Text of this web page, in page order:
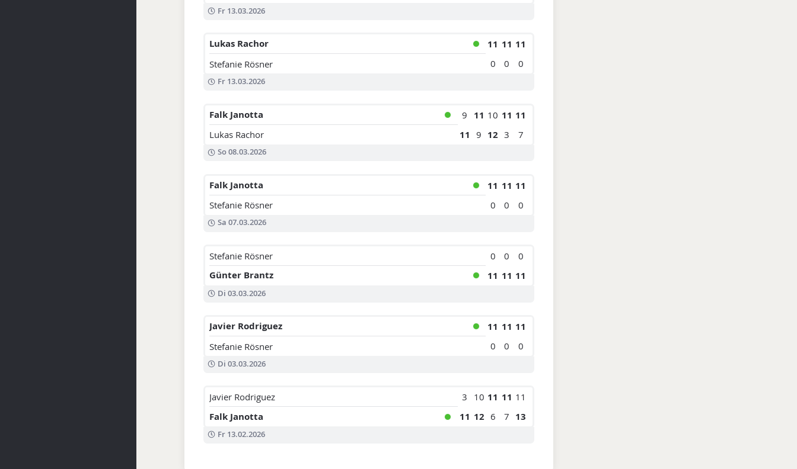
Fr 13.03.2026
Lukas Rachor
Stefanie Rösner
11
0
11
0
11
0
Fr 13.03.2026
Falk Janotta
Lukas Rachor
9
11
11
9
10
12
11
3
11
7
So 08.03.2026
Falk Janotta
Stefanie Rösner
11
0
11
0
11
0
Sa 07.03.2026
Stefanie Rösner
Günter Brantz
0
11
0
11
0
11
Di 03.03.2026
Javier Rodriguez
Stefanie Rösner
11
0
11
0
11
0
Di 03.03.2026
Javier Rodriguez
Falk Janotta
3
11
10
12
11
6
11
7
11
13
Fr 13.02.2026